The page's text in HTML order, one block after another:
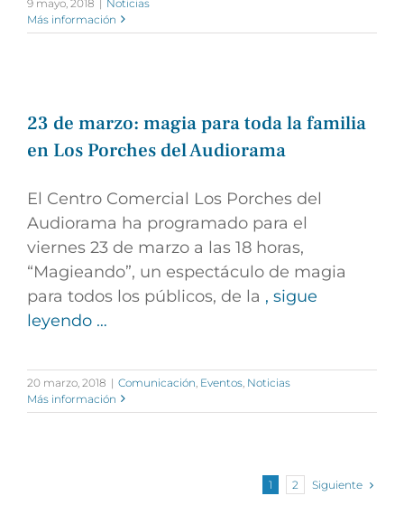
9 mayo, 2018 | Noticias
Más información
23 de marzo: magia para toda la familia
en Los Porches del Audiorama
El Centro Comercial Los Porches del
Audiorama ha programado para el
viernes 23 de marzo a las 18 horas,
“Magieando”, un espectáculo de magia
para todos los públicos, de la , sigue
leyendo …
20 marzo, 2018 | Comunicación Eventos Noticias
Más información
1 2 Siguiente